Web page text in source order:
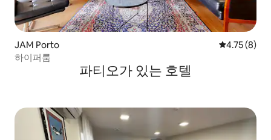
JAM Porto 평점 4.75점
4.75 (8)
하이퍼룸
파티오가 있는 호텔